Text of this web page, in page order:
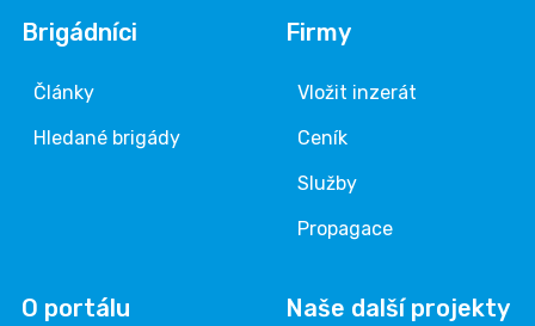
Brigádníci
Články
Hledané brigády
Firmy
Vložit inzerát
Ceník
Služby
Propagace
O portálu Naše další projekty